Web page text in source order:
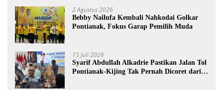
2 Agustus 2026
Bebby Nailufa Kembali Nahkodai Golkar
Pontianak, Fokus Garap Pemilih Muda
15 Juli 2026
Syarif Abdullah Alkadrie Pastikan Jalan Tol
Pontianak-Kijing Tak Pernah Dicoret dari